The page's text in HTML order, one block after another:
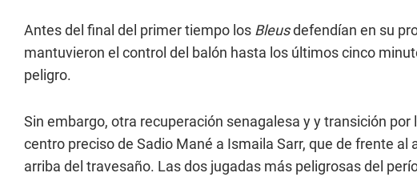
Antes del final del primer tiempo los Bleusdefendían en su
mantuvieron el control del balón hasta los últimos cinco
peligro.
Sin embargo, otra recuperación senagalesa y y transición
centro preciso de Sadio Mané a Ismaila Sarr, que de frente
arriba del travesaño. Las dos jugadas más peligrosas del